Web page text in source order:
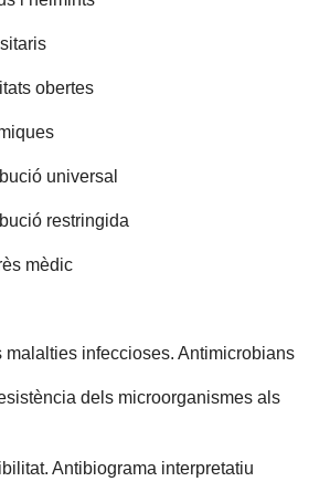
obertes
universal
restringida
mèdic
malalties infeccioses. Antimicrobians
dels microorganismes als
Antibiograma interpretatiu